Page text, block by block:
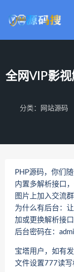
全网VIP影
分类： 网站源码
PHP源码，你们
内置多解析接口
图片上加入交流
为什么有后台：
加或更换解析接口
后台密码在：
宝塔用户，如有
文件设置777读写